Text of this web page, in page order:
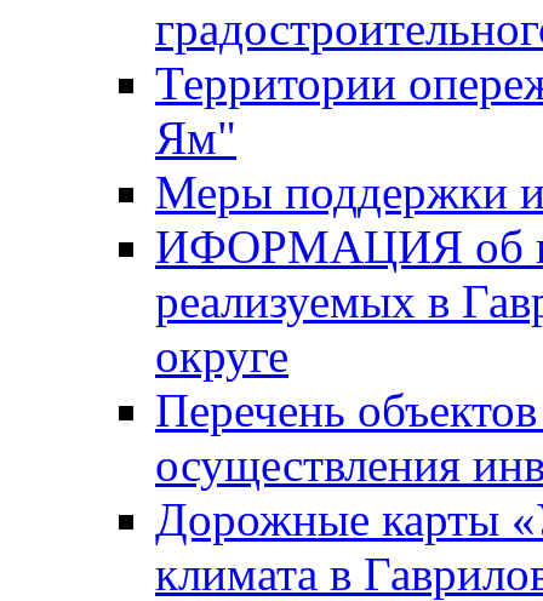
Территории
Ям"
Меры поддержки
ИФОРМАЦИЯ об
реализуемых в
округе
Перечень
осуществления
Дорожные карты
климата в